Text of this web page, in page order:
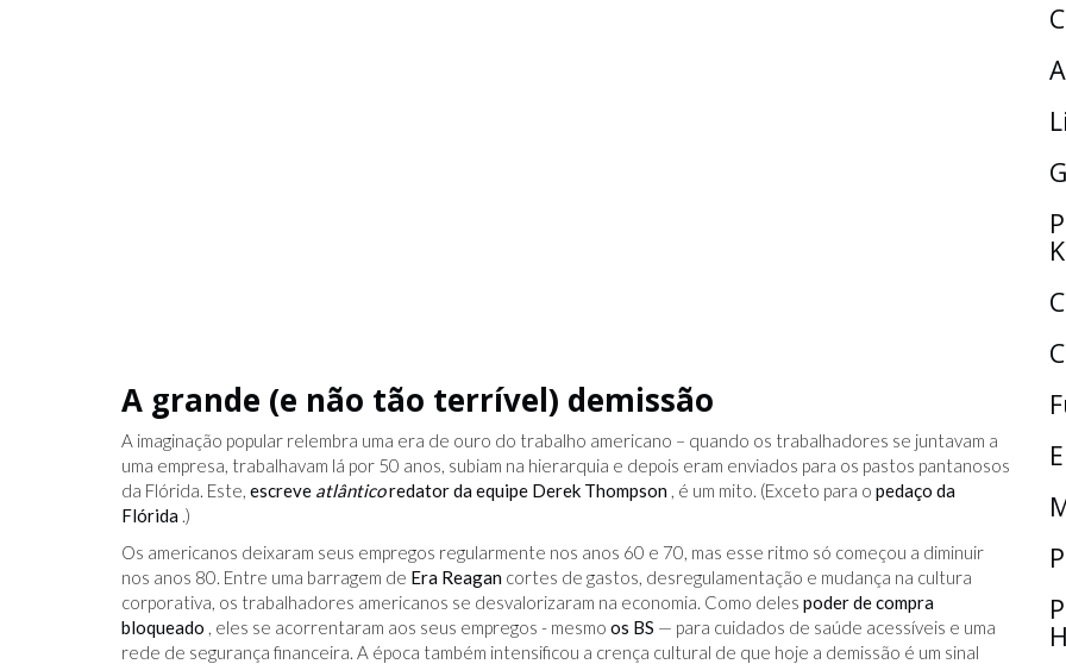
A grande (e não tão terrível) demissão
A imaginação popular relembra uma era de ouro do trabalho americano – quando os trabalhadores se juntavam a
uma empresa, trabalhavam lá por 50 anos, subiam na hierarquia e depois eram enviados para os pastos pantanosos
da Flórida. Este, escreve atlânticoredator da equipe Derek Thompson , é um mito. (Exceto para o pedaço da
Flórida .)
Os americanos deixaram seus empregos regularmente nos anos 60 e 70, mas esse ritmo só começou a diminuir
nos anos 80. Entre uma barragem de Era Reagan cortes de gastos, desregulamentação e mudança na cultura
corporativa, os trabalhadores americanos se desvalorizaram na economia. Como deles poder de compra
bloqueado , eles se acorrentaram aos seus empregos - mesmo os BS — para cuidados de saúde acessíveis e uma
rede de segurança financeira. A época também intensificou a crença cultural de que hoje a demissão é um sinal